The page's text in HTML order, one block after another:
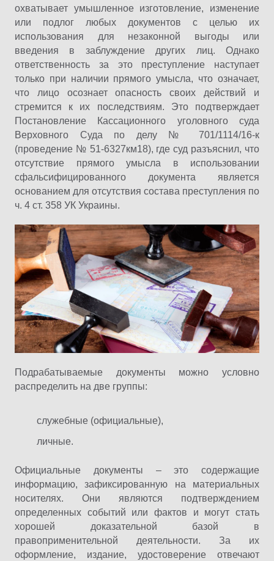
охватывает умышленное изготовление, изменение
или подлог любых документов с целью их
использования для незаконной выгоды или
введения в заблуждение других лиц. Однако
ответственность за это преступление наступает
только при наличии прямого умысла, что означает,
что лицо осознает опасность своих действий и
стремится к их последствиям. Это подтверждает
Постановление Кассационного уголовного суда
Верховного Суда по делу № 701/1114/16-к
(проведение № 51-6327км18), где суд разъяснил, что
отсутствие прямого умысла в использовании
сфальсифицированного документа является
основанием для отсутствия состава преступления по
ч. 4 ст. 358 УК Украины.
Подрабатываемые документы можно условно
распределить на две группы:
служебные (официальные),
личные.
Официальные документы – это содержащие
информацию, зафиксированную на материальных
носителях. Они являются подтверждением
определенных событий или фактов и могут стать
хорошей доказательной базой в
правоприменительной деятельности. За их
оформление, издание, удостоверение отвечают